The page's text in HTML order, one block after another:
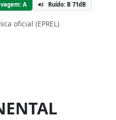
A Ruído: B 71dB
oficial (EPREL)